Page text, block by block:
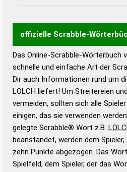
offizielle Scrabble-
Wortwurzel liefert mit Hilfe
Wortanalyse-Algorithmus gute
Wortbedeutung, Worttrennung
Gültigkeit eines Wortes für das
bestimmen!
zugelassene
Wörterbücher sind:
Duden –
Duden –
Das Online-Scrabble-Wörterbuch
schnelle und einfache Art der
Dir auch Informationen rund um
LOLCH liefert! Um Streitereien
vermeiden, sollten sich alle
einigen, das sie verwenden
gelegte Scrabble® Wort z.B.
beanstandet, werden dem
zehn Punkte abgezogen. Das
Spielfeld, dem Spieler, der das